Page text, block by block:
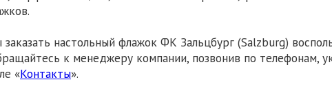
настольный флажок ФК Зальцбург (Salzburg)
к менеджеру компании, позвонив по телефонам,
«Контакты».